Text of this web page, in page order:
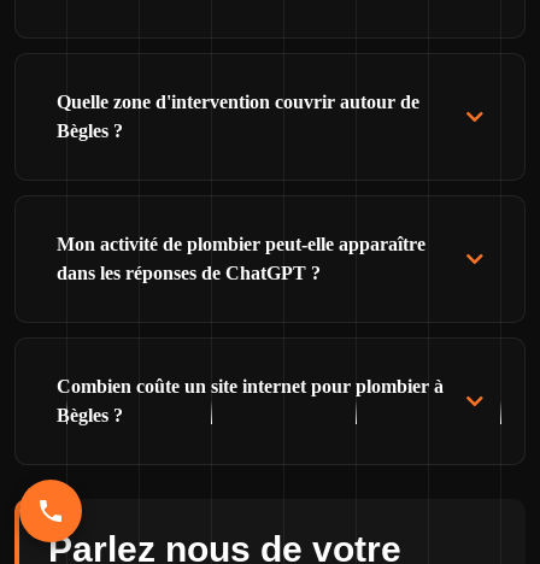
Quelle zone d'intervention couvrir autour de
Bègles ?
Mon activité de plombier peut-elle apparaître
dans les réponses de ChatGPT ?
Combien coûte un site internet pour plombier à
Bègles ?
Parlez nous de votre